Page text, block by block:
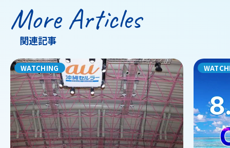
More Articles
関連記事
WATCHING